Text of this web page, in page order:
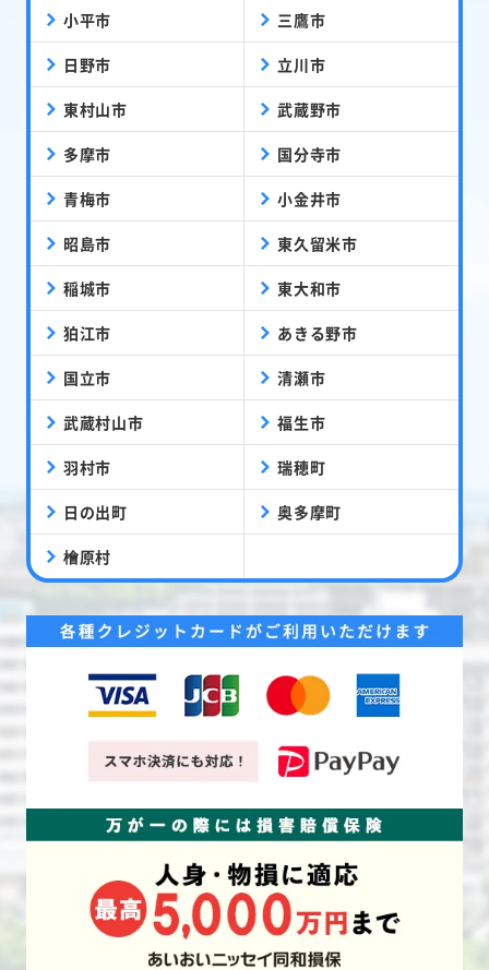
小平市 三鷹市
日野市 立川市
東村山市 武蔵野市
多摩市 国分寺市
青梅市 小金井市
昭島市 東久留米市
稲城市 東大和市
狛江市 あきる野市
国立市 清瀬市
武蔵村山市 福生市
羽村市 瑞穂町
日の出町 奥多摩町
檜原村